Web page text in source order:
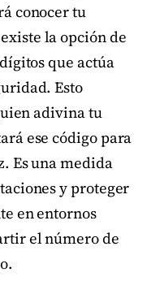
conocer tu
la opción de
que actúa
Esto
adivina tu
ese código para
Es una medida
y proteger
en entornos
el número de